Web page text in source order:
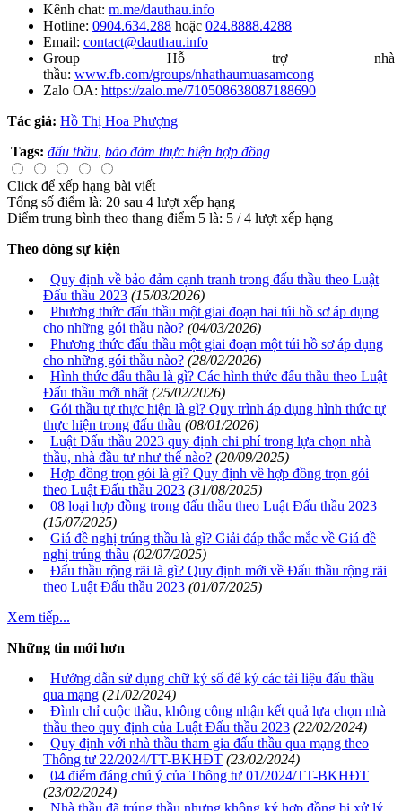
Kênh chat: m.me/dauthau.info
Hotline: 0904.634.288 hoặc 024.8888.4288
Email: contact@dauthau.info
Group Hỗ trợ nhà
thầu: www.fb.com/groups/nhathaumuasamcong
Zalo OA: https://zalo.me/710508638087188690
Tác giả: Hồ Thị Hoa Phượng
Tags: đấu thầu, bảo đảm thực hiện hợp đồng
Click để xếp hạng bài viết
Tổng số điểm là: 20 sau 4 lượt xếp hạng
Điểm trung bình theo thang điểm 5 là: 5 /4 lượt xếp hạng
Theo dòng sự kiện
Quy định về bảo đảm cạnh tranh trong đấu thầu theo Luật
Đấu thầu 2023 (15/03/2026)
Phương thức đấu thầu một giai đoạn hai túi hồ sơ áp dụng
cho những gói thầu nào? (04/03/2026)
Phương thức đấu thầu một giai đoạn một túi hồ sơ áp dụng
cho những gói thầu nào? (28/02/2026)
Hình thức đấu thầu là gì? Các hình thức đấu thầu theo Luật
Đấu thầu mới nhất (25/02/2026)
Gói thầu tự thực hiện là gì? Quy trình áp dụng hình thức tự
thực hiện trong đấu thầu (08/01/2026)
Luật Đấu thầu 2023 quy định chi phí trong lựa chọn nhà
thầu, nhà đầu tư như thế nào? (20/09/2025)
Hợp đồng trọn gói là gì? Quy định về hợp đồng trọn gói
theo Luật Đấu thầu 2023 (31/08/2025)
08 loại hợp đồng trong đấu thầu theo Luật Đấu thầu 2023
(15/07/2025)
Giá đề nghị trúng thầu là gì? Giải đáp thắc mắc về Giá đề
nghị trúng thầu (02/07/2025)
Đấu thầu rộng rãi là gì? Quy định mới về Đấu thầu rộng rãi
theo Luật Đấu thầu 2023 (01/07/2025)
Xem tiếp...
Những tin mới hơn
Hướng dẫn sử dụng chữ ký số để ký các tài liệu đấu thầu
qua mạng (21/02/2024)
Đình chỉ cuộc thầu, không công nhận kết quả lựa chọn nhà
thầu theo quy định của Luật Đấu thầu 2023 (22/02/2024)
Quy định với nhà thầu tham gia đấu thầu qua mạng theo
Thông tư 22/2024/TT-BKHĐT (23/02/2024)
04 điểm đáng chú ý của Thông tư 01/2024/TT-BKHĐT
(23/02/2024)
Nhà thầu đã trúng thầu nhưng không ký hợp đồng bị xử lý